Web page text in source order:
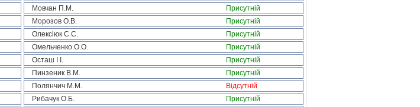
Мовчан П.М.
Присутній
Морозов О.В.
Присутній
Олексіюк С.С.
Присутній
Омельченко О.О.
Присутній
Осташ І.І.
Присутній
Пинзеник В.М.
Присутній
Полянчич М.М.
Відсутній
Рибачук О.Б.
Присутній